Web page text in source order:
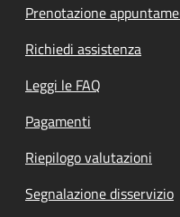
Prenotazione
Richiedi assistenza
Leggi le FAQ
Pagamenti
Riepilogo valutazioni
Segnalazione disservizio